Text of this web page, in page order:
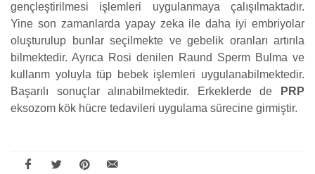
gençleştirilmesi işlemleri uygulanmaya çalışılmaktadır.
Yine son zamanlarda yapay zeka ile daha iyi embriyolar
oluşturulup bunlar seçilmekte ve gebelik oranları artırıla
bilmektedir. Ayrıca Rosi denilen Raund Sperm Bulma ve
kullanm yoluyla tüp bebek işlemleri uygulanabilmektedir.
Başarılı sonuçlar alınabilmektedir. Erkeklerde de
PRP
eksozom kök hücre tedavileri uygulama sürecine girmiştir.